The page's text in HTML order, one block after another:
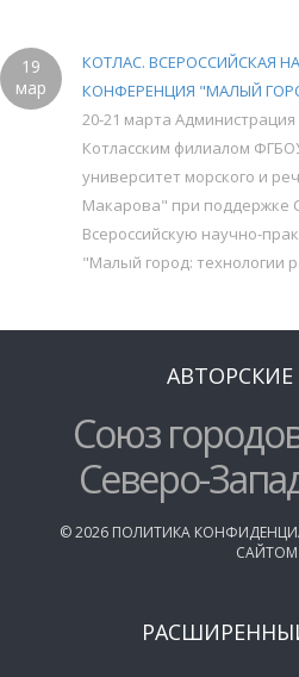
19
мар
КОТЛАС. ВСЕРОССИЙСКАЯ
КОНФЕРЕНЦИЯ "МАЛЫЙ
20-21 марта
Котласским филиалом
университет морского и
Макарова" при поддержке
Всероссийскую научно-
"Малый город: технологии
АВТОРСКИЕ
Союз
Северо-
©2026 ПОЛИТИКА
САЙТОМ